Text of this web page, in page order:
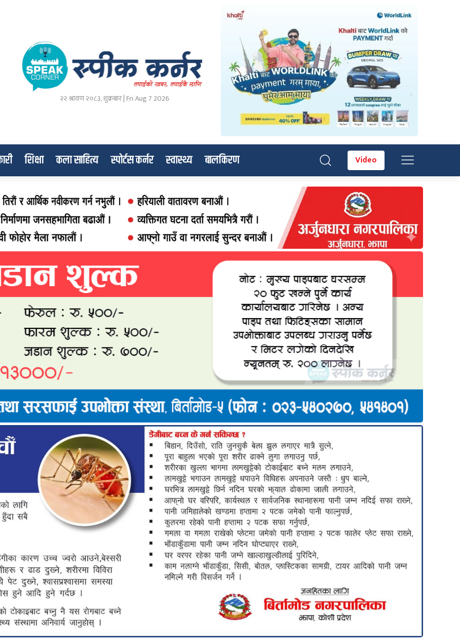
२२ श्रावण २०८३, शुक्रबार | Fri Aug 7 2026
शिक्षा कला साहित्य स्पोर्टस कर्नर स्वास्थ्य बालकिरण Video